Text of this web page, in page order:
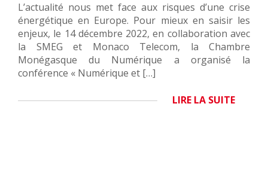
L’actualité nous met face aux risques d’une crise
énergétique en Europe. Pour mieux en saisir les
enjeux, le 14 décembre 2022, en collaboration avec
la SMEG et Monaco Telecom, la Chambre
Monégasque du Numérique a organisé la
conférence « Numérique et […]
LIRE LA SUITE